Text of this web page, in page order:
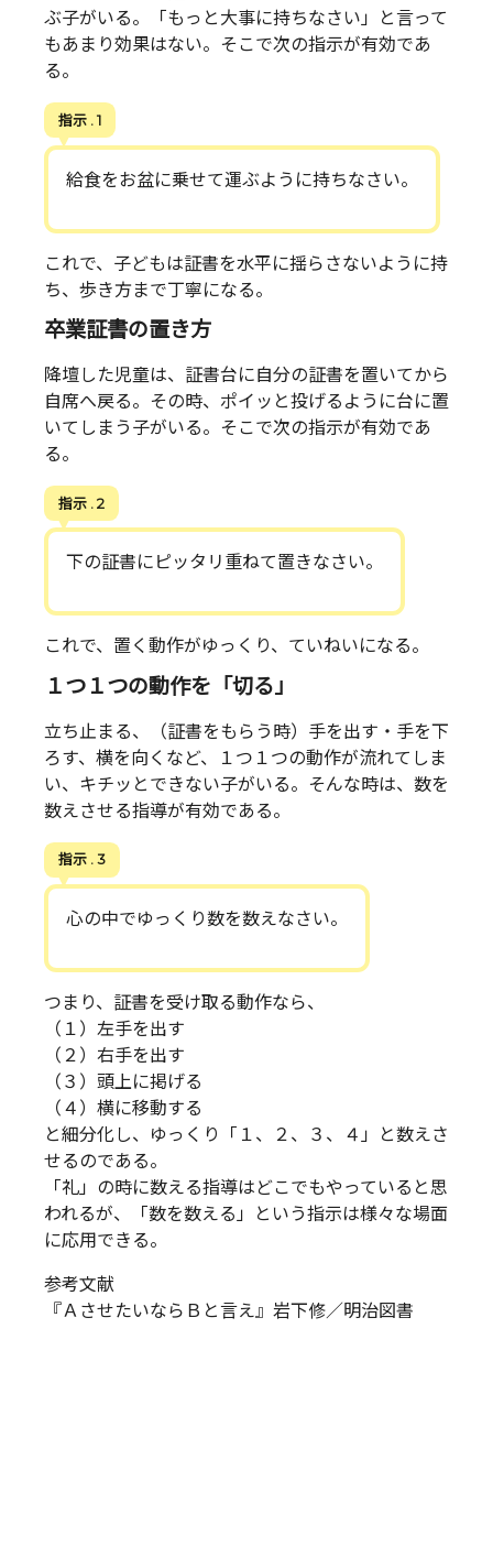
ぶ子がいる。「もっと大事に持ちなさい」と言って
もあまり効果はない。そこで次の指示が有効であ
る。
指示 . 1
給食をお盆に乗せて運ぶように持ちなさい。
これで、子どもは証書を水平に揺らさないように持
ち、歩き方まで丁寧になる。
卒業証書の置き方
降壇した児童は、証書台に自分の証書を置いてから
自席へ戻る。その時、ポイッと投げるように台に置
いてしまう子がいる。そこで次の指示が有効であ
る。
指示 . 2
下の証書にピッタリ重ねて置きなさい。
これで、置く動作がゆっくり、ていねいになる。
１つ１つの動作を「切る」
立ち止まる、（証書をもらう時）手を出す・手を下
ろす、横を向くなど、１つ１つの動作が流れてしま
い、キチッとできない子がいる。そんな時は、数を
数えさせる指導が有効である。
指示 . 3
心の中でゆっくり数を数えなさい。
つまり、証書を受け取る動作なら、
（１）左手を出す
（２）右手を出す
（３）頭上に掲げる
（４）横に移動する
と細分化し、ゆっくり「１、２、３、４」と数えさ
せるのである。
「礼」の時に数える指導はどこでもやっていると思
われるが、「数を数える」という指示は様々な場面
に応用できる。
参考文献
『ＡさせたいならＢと言え』岩下修／明治図書